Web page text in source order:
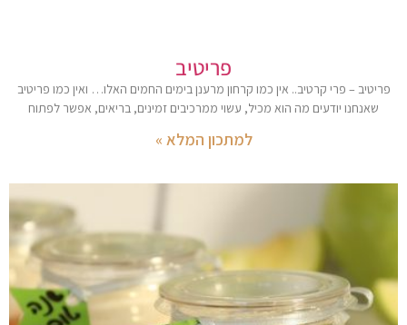
פריטיב
פריטיב – פרי קרטיב.. אין כמו קרחון מרענן בימים החמים האלו… ואין כמו פריטיב
שאנחנו יודעים מה הוא מכיל, עשוי ממרכיבים זמינים, בריאים, אפשר לפתוח
למתכון המלא »